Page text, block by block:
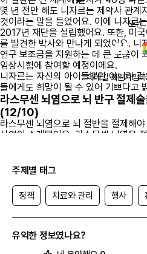
몇 년 전만 해도 니자르는 제약사 관계
것이라는 말을 들었어요. 이에 니자르
2017년 재단을 설립했어요. 또한, 미
를 발견한 박사와 만나게 되었어요. 니
연구 보조금을 지원하는 데 큰 도움이
임상시험에 참여할 예정이에요.
니자르는 자신의 아이들뿐만 아니라
들에게도 희망이 될 수 있어 기쁘다고
라스무센 뇌염으로 뇌 반구 절제
(12/10)
라스무센 뇌염으로 뇌 절반을 절제해
사연이 소개됐어요 . 라스무센 뇌염은
몸 한쪽의 마비와 왼쪽 눈의 시력을 상
치료를 꾸준히 받으며 재활에 힘썼고,
친구들과 원만한 교우 관계를 형성하
상황에서도 긍정적으로 생각하려고
지난 10월, 희귀질환에 대한 국민 인
또는
이메일 회원가입
주제별 태그
정책 치료와 관리 행사
유익한 정보였나요?